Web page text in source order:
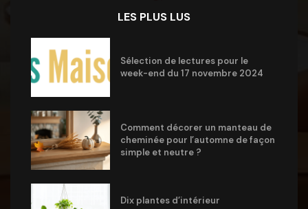
LES PLUS LUS
Sélection de lectures pour le
week-end du 17 novembre 2024
Comment décorer un manteau de
cheminée pour l’automne de façon
simple et neutre ?
Dix plantes d’intérieur